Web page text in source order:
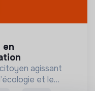
agissant
et le